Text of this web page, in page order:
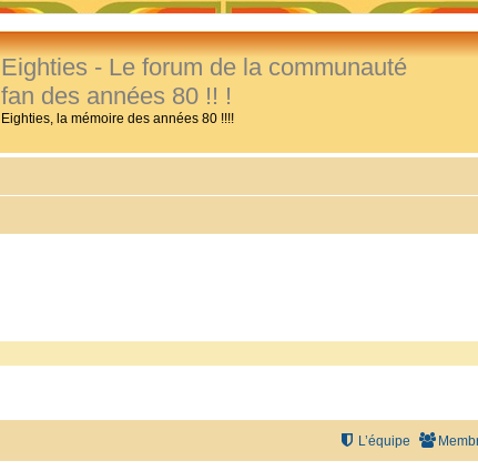
Eighties - Le forum de la communauté
fan des années 80 !! !
Eighties, la mémoire des années 80 !!!!
L’équipe